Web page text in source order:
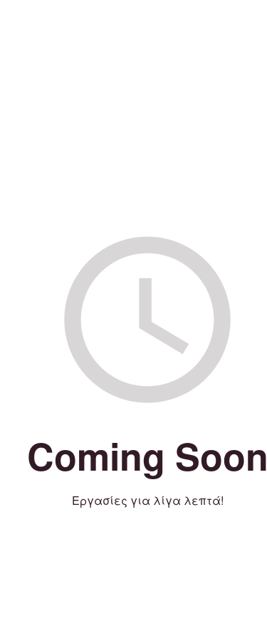
Coming Soon
Εργασίες για λίγα λεπτά!